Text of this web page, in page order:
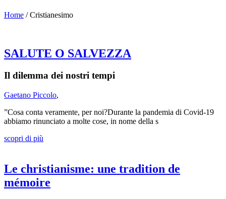
Home /Cristianesimo
SALUTE O SALVEZZA
Il dilemma dei nostri tempi
Gaetano Piccolo,
”Cosa conta veramente, per noi?Durante la pandemia di Covid-19
abbiamo rinunciato a molte cose, in nome della s
scopri di più
Le christianisme: une tradition de
mémoire